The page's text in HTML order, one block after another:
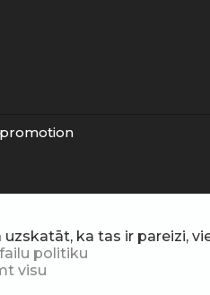
ka tas ir pareizi,
politiku
visu